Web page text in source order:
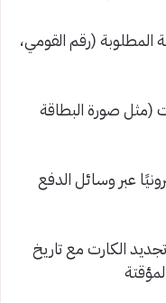
المطلوبة (رقم القومي،
(مثل صورة البطاقة
عبر وسائل الدفع
تجديد الكارت مع تاريخ